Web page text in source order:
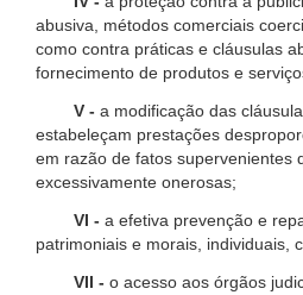
abusiva, métodos comerciais
como contra práticas e cláusulas
fornecimento de produtos e
V - a modificação das
estabeleçam prestações
em razão de fatos supervenientes
excessivamente onerosas;
VI - a efetiva prevenção e
patrimoniais e morais, individuais,
VII - o acesso aos órgãos